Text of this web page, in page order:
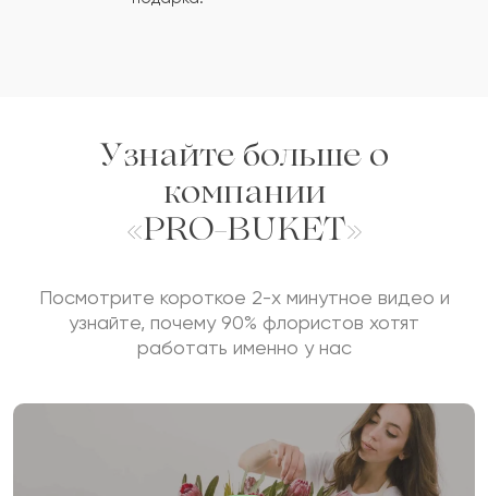
и всегда на отлично! Молодцы!
Самые лучшие букеты в городе на мой взгляд.
Елена
шикарный букет. Больше всего нравится, что у
вас всегда все цветы свежие и цены
Узнайте больше о
компании
«PRO-BUKET»
Посмотрите короткое 2-х минутное видео и
узнайте, почему 90% флористов хотят
работать именно у нас